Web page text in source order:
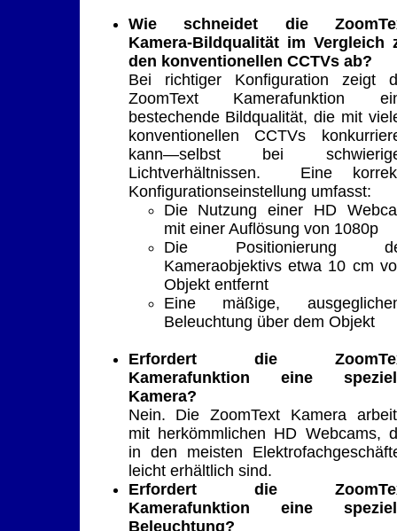
Wie schneidet die
Kamera-Bildqualität im Vergleich
den konventionellen CCTVs ab?
Bei richtiger Konfiguration zeigt
ZoomText Kamerafunktion
bestechende Bildqualität, die mit
konventionellen CCTVs
kann—selbst bei
Lichtverhältnissen. Eine
Konfigurationseinstellung umfasst:
Die Nutzung einer HD
mit einer Auflösung von 1080p
Die Positionierung
Kameraobjektivs etwa 10 cm
Objekt entfernt
Eine mäßige,
Beleuchtung über dem Objekt
Erfordert die
Kamerafunktion eine
Kamera?
Nein. Die ZoomText Kamera
mit herkömmlichen HD Webcams,
in den meisten
leicht erhältlich sind.
Erfordert die
Kamerafunktion eine
Beleuchtung?